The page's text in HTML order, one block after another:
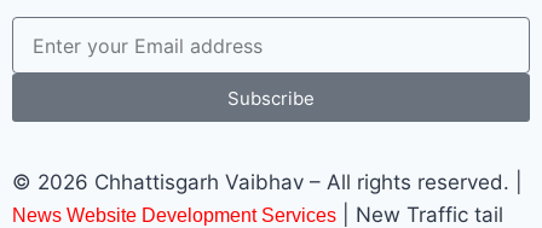
Subscribe
© 2026 Chhattisgarh Vaibhav – All rights reserved. |
News Website Development Services | New Traffic tail